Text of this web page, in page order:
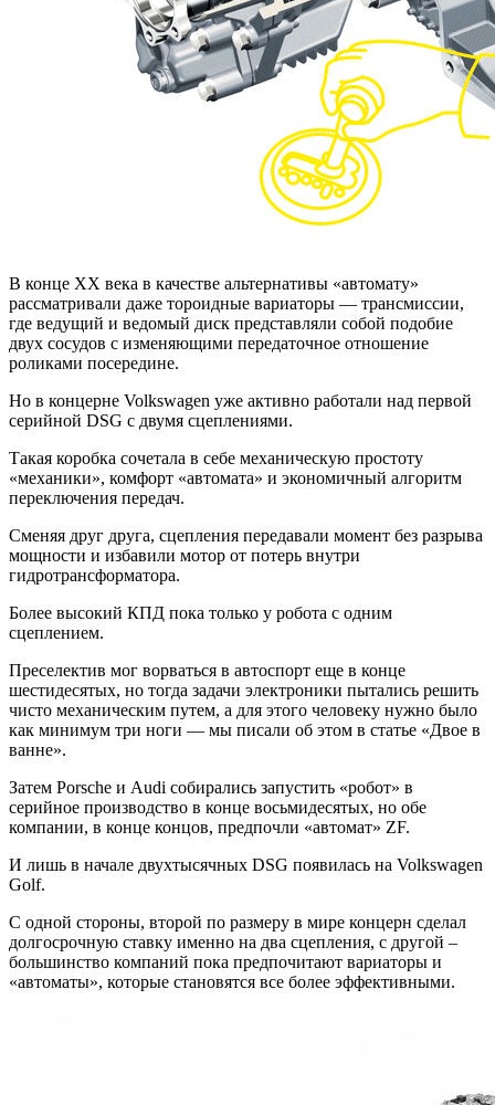
В конце XX века в качестве альтернативы «автомату»
рассматривали даже тороидные вариаторы — трансмиссии,
где ведущий и ведомый диск представляли собой подобие
двух сосудов с изменяющими передаточное отношение
роликами посередине.
Но в концерне Volkswagen уже активно работали над первой
серийной DSG с двумя сцеплениями.
Такая коробка сочетала в себе механическую простоту
«механики», комфорт «автомата» и экономичный алгоритм
переключения передач.
Сменяя друг друга, сцепления передавали момент без разрыва
мощности и избавили мотор от потерь внутри
гидротрансформатора.
Более высокий КПД пока только у робота с одним
сцеплением.
Преселектив мог ворваться в автоспорт еще в конце
шестидесятых, но тогда задачи электроники пытались решить
чисто механическим путем, а для этого человеку нужно было
как минимум три ноги — мы писали об этом в статье «Двое в
ванне».
Затем Porsche и Audi собирались запустить «робот» в
серийное производство в конце восьмидесятых, но обе
компании, в конце концов, предпочли «автомат» ZF.
И лишь в начале двухтысячных DSG появилась на Volkswagen
Golf.
С одной стороны, второй по размеру в мире концерн сделал
долгосрочную ставку именно на два сцепления, с другой –
большинство компаний пока предпочитают вариаторы и
«автоматы», которые становятся все более эффективными.